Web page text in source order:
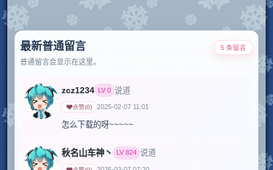
最新普通留言
普通留言会显示在这里。
5 条留言
zcz1234 LV0 说道
点赞(0) 2025-02-07 11:01
怎么下载的呀~~~~~
秋名山车神丶 LV824 说道